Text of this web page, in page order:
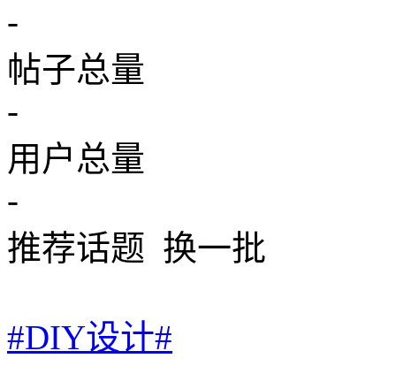
-
帖子总量
-
用户总量
-
推荐话题 换一批
#DIY设计#